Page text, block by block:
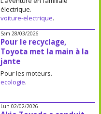
électrique.
voiture-electrique.
Sam 28/03/2026
Pour le recyclage,
Toyota met la main à la
jante
Pour les moteurs.
ecologie.
Lun 02/02/2026